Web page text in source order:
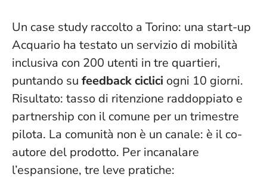
Un case study raccolto a Torino: una start-up
Acquario ha testato un servizio di mobilità
inclusiva con 200 utenti in tre quartieri,
puntando su feedback ciclici ogni 10 giorni.
Risultato: tasso di ritenzione raddoppiato e
partnership con il comune per un trimestre
pilota. La comunità non è un canale: è il co-
autore del prodotto. Per incanalare
l’espansione, tre leve pratiche: